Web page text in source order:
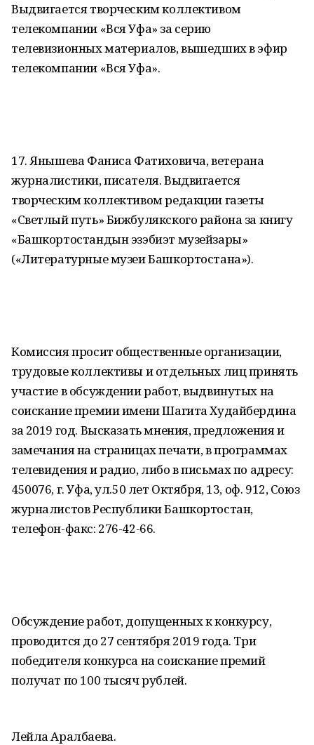
Выдвигается творческим коллективом
телекомпании «Вся Уфа» за серию
телевизионных материалов, вышедших в эфир
телекомпании «Вся Уфа».
17. Янышева Фаниса Фатиховича, ветерана
журналистики, писателя. Выдвигается
творческим коллективом редакции газеты
«Светлый путь» Бижбулякского района за книгу
«Башкортостандын эзэбиэт музейзары»
(«Литературные музеи Башкортостана»).
Комиссия просит общественные организации,
трудовые коллективы и отдельных лиц принять
участие в обсуждении работ, выдвинутых на
соискание премии имени Шагита Худайбердина
за 2019 год. Высказать мнения, предложения и
замечания на страницах печати, в программах
телевидения и радио, либо в письмах по адресу:
450076, г. Уфа, ул.50 лет Октября, 13, оф. 912, Союз
журналистов Республики Башкортостан,
телефон-факс: 276-42-66.
Обсуждение работ, допущенных к конкурсу,
проводится до 27 сентября 2019 года. Три
победителя конкурса на соискание премий
получат по 100 тысяч рублей.
Лейла Аралбаева.